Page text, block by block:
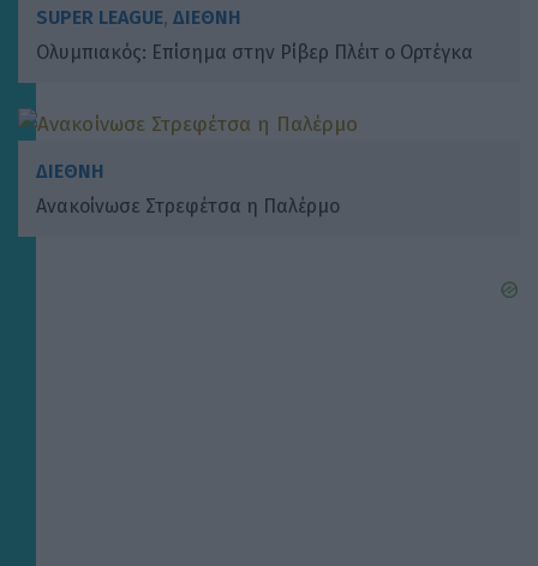
SUPER LEAGUE, ΔΙΕΘΝΗ
Ολυμπιακός: Επίσημα στην Ρίβερ Πλέιτ ο Ορτέγκα
ΔΙΕΘΝΗ
Ανακοίνωσε Στρεφέτσα η Παλέρμο